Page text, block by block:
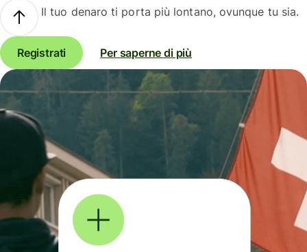
Il tuo denaro ti porta più lontano, ovunque tu sia.
Registrati Per saperne di più